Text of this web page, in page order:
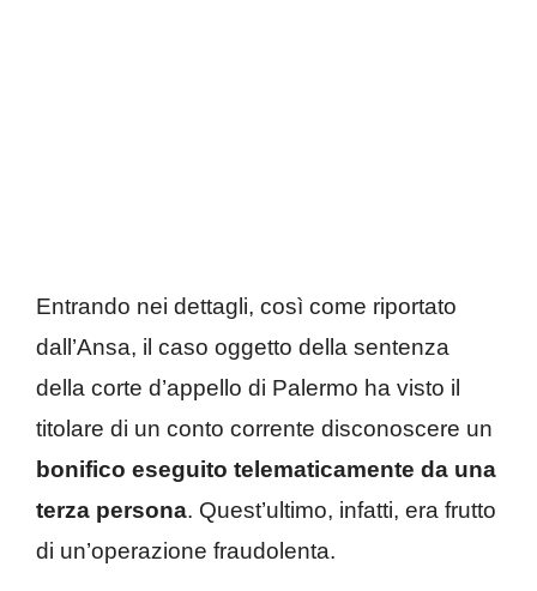
Entrando nei dettagli, così come riportato
dall’Ansa, il caso oggetto della sentenza
della corte d’appello di Palermo ha visto il
titolare di un conto corrente disconoscere un
bonifico eseguito telematicamente da una
terza persona. Quest’ultimo, infatti, era frutto
di un’operazione fraudolenta.